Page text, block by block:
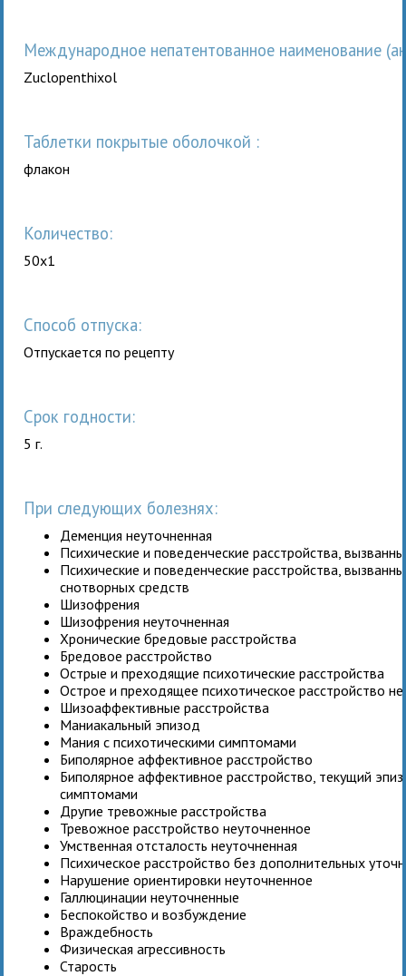
Международное непатентованное наименование
Zuclopenthixol
таблетки покрытые оболочкой :
флакон
Количество:
50x1
Способ отпуска:
Отпускается по рецепту
Срок годности:
5 г.
При следующих болезнях:
Деменция неуточненная
Психические и поведенческие расстройства,
Психические и поведенческие расстройства,
снотворных средств
Шизофрения
Шизофрения неуточненная
Хронические бредовые расстройства
Бредовое расстройство
Острые и преходящие психотические расстройства
Острое и преходящее психотическое расстройство
Шизоаффективные расстройства
Маниакальный эпизод
Мания с психотическими симптомами
Биполярное аффективное расстройство
Биполярное аффективное расстройство, текущий
симптомами
Другие тревожные расстройства
Тревожное расстройство неуточненное
Умственная отсталость неуточненная
Психическое расстройство без дополнительных
Нарушение ориентировки неуточненное
Галлюцинации неуточненные
Беспокойство и возбуждение
Враждебность
Физическая агрессивность
Старость